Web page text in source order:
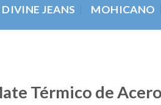
DIVINE JEANS MOHICANO
Térmico de